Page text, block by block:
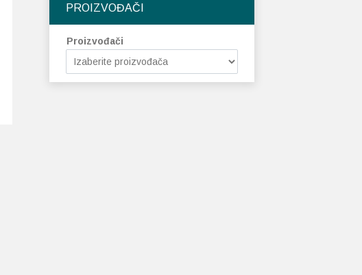
PROIZVOĐAČI
Proizvođači